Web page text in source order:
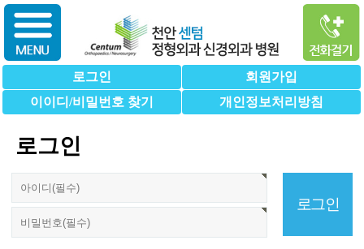
로그인
회원가입
이이디/비밀번호 찾기
개인정보처리방침
로그인